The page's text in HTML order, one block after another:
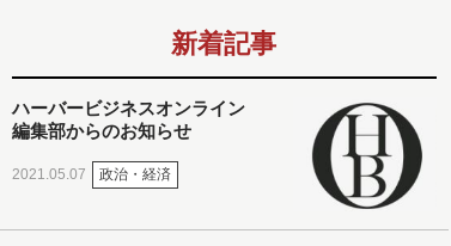
新着記事
ハーバービジネスオンライン
編集部からのお知らせ
2021.05.07 政治・経済